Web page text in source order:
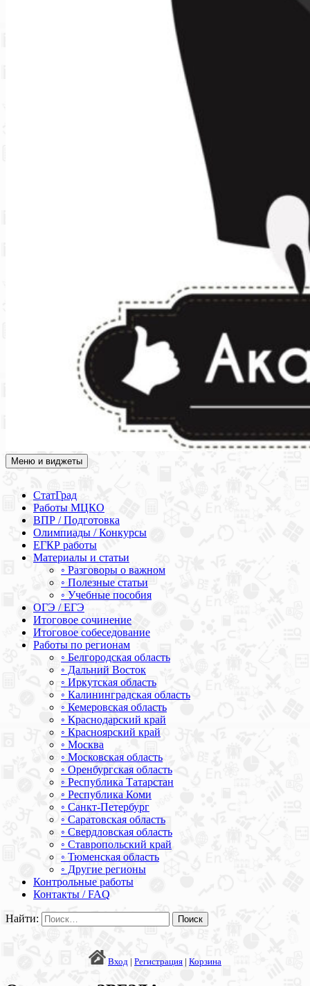
Академия СОВА
Подготовка к ЕГЭ, ОГЭ, ВПР, МЦКО, СтатГрад, КДР, ВОШ,
Меню и виджеты
СтатГрад
Работы МЦКО
ВПР / Подготовка
Олимпиады / Конкурсы
ЕГКР работы
Материалы и статьи
◦ Разговоры о важном
◦ Полезные статьи
◦ Учебные пособия
ОГЭ / ЕГЭ
Итоговое сочинение
Итоговое собеседование
Работы по регионам
◦ Белгородская область
◦ Дальний Восток
◦ Иркутская область
◦ Калининградская область
◦ Кемеровская область
◦ Краснодарский край
◦ Красноярский край
◦ Москва
◦ Московская область
◦ Оренбургская область
◦ Республика Татарстан
◦ Республика Коми
◦ Санкт-Петербург
◦ Саратовская область
◦ Свердловская область
◦ Ставропольский край
◦ Тюменская область
◦ Другие регионы
Контрольные работы
Контакты / FAQ
Найти:
Вход | Регистрация | Корзина